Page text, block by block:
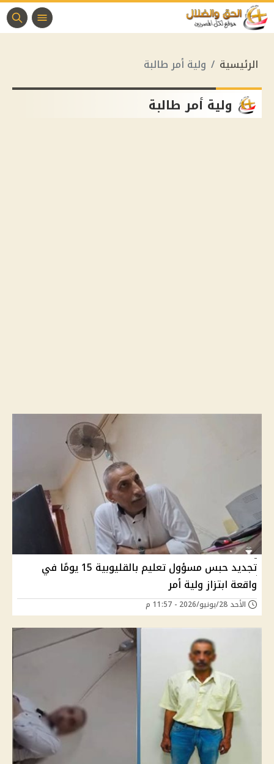
الرئيسية ولية أمر طالبة
ولية أمر طالبة
تجديد حبس مسؤول تعليم بالقليوبية 15 يومًا في
واقعة ابتزاز ولية أمر
الأحد 28/يونيو/2026 - 11:57 م